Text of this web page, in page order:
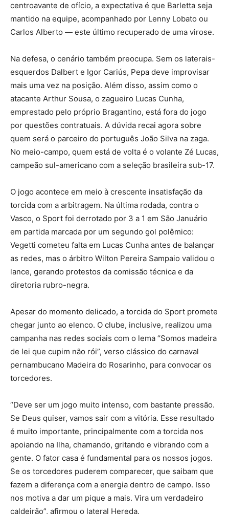
centroavante de ofício, a expectativa é que Barletta seja
mantido na equipe, acompanhado por Lenny Lobato ou
Carlos Alberto — este último recuperado de uma virose.
Na defesa, o cenário também preocupa. Sem os laterais-
esquerdos Dalbert e Igor Cariús, Pepa deve improvisar
mais uma vez na posição. Além disso, assim como o
atacante Arthur Sousa, o zagueiro Lucas Cunha,
emprestado pelo próprio Bragantino, está fora do jogo
por questões contratuais. A dúvida recai agora sobre
quem será o parceiro do português João Silva na zaga.
No meio-campo, quem está de volta é o volante Zé Lucas,
campeão sul-americano com a seleção brasileira sub-17.
O jogo acontece em meio à crescente insatisfação da
torcida com a arbitragem. Na última rodada, contra o
Vasco, o Sport foi derrotado por 3 a 1 em São Januário
em partida marcada por um segundo gol polêmico:
Vegetti cometeu falta em Lucas Cunha antes de balançar
as redes, mas o árbitro Wilton Pereira Sampaio validou o
lance, gerando protestos da comissão técnica e da
diretoria rubro-negra.
Apesar do momento delicado, a torcida do Sport promete
chegar junto ao elenco. O clube, inclusive, realizou uma
campanha nas redes sociais com o lema “Somos madeira
de lei que cupim não rói”, verso clássico do carnaval
pernambucano Madeira do Rosarinho, para convocar os
torcedores.
“Deve ser um jogo muito intenso, com bastante pressão.
Se Deus quiser, vamos sair com a vitória. Esse resultado
é muito importante, principalmente com a torcida nos
apoiando na Ilha, chamando, gritando e vibrando com a
gente. O fator casa é fundamental para os nossos jogos.
Se os torcedores puderem comparecer, que saibam que
fazem a diferença com a energia dentro de campo. Isso
nos motiva a dar um pique a mais. Vira um verdadeiro
caldeirão”, afirmou o lateral Hereda.